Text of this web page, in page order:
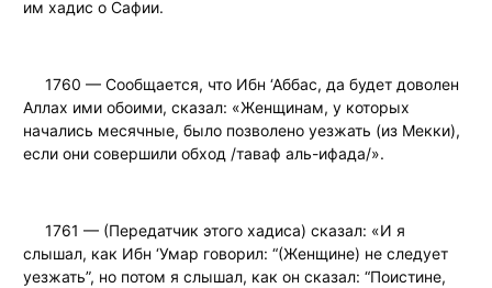
им хадис о Сафии.
1760 — Сообщается, что Ибн ‘Аббас, да будет доволен
Аллах ими обоими, сказал: «Женщинам, у которых
начались месячные, было позволено уезжать (из Мекки),
если они совершили обход /таваф аль-ифада/».
1761 — (Передатчик этого хадиса) сказал: «И я
слышал, как Ибн ‘Умар говорил: “(Женщине) не следует
уезжать”, но потом я слышал, как он сказал: “Поистине,